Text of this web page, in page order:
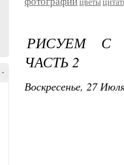
-
цветы
РИСУЕМ С
ЧАСТЬ 2
Воскресенье, 27